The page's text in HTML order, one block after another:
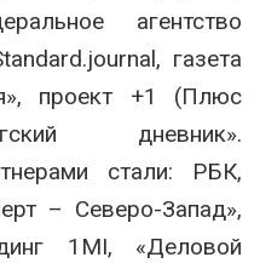
агентство
газета
проект +1 (Плюс
дневник».
стали: РБК,
– Северо-Запад»,
1МI, «Деловой